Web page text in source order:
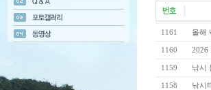
1161 올해
1160 2026
1159 낚시
1158 낚시